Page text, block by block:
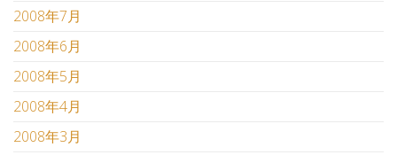
2008年7月
2008年6月
2008年5月
2008年4月
2008年3月